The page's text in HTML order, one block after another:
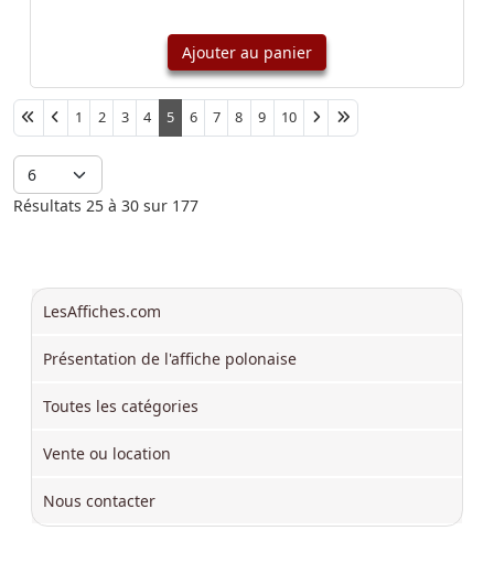
Ajouter au panier
Afficher #1 2 3 4 5 6 7 8 9 10
Résultats 25 à 30 sur 177
LesAffiches.com
Présentation de l'affiche polonaise
Toutes les catégories
Vente ou location
Nous contacter